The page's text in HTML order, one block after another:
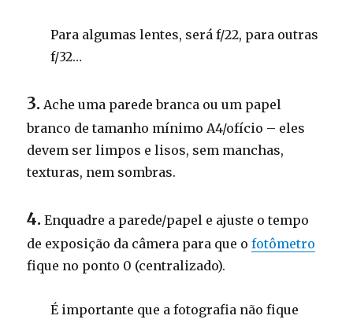
Para algumas lentes, será f/22, para outras
f/32…
3. Ache uma parede branca ou um papel
branco de tamanho mínimo A4/ofício – eles
devem ser limpos e lisos, sem manchas,
texturas, nem sombras.
4. Enquadre a parede/papel e ajuste o tempo
de exposição da câmera para que ofotômetro
fique no ponto 0 (centralizado).
É importante que a fotografia não fique